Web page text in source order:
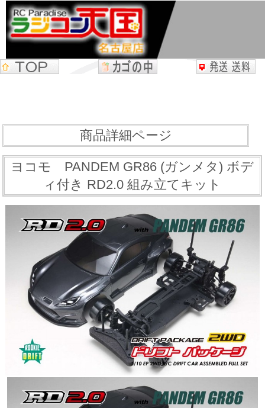
商品詳細ページ
ヨコモ PANDEM GR86 (ガンメタ) ボデ
ィ付き RD2.0 組み立てキット